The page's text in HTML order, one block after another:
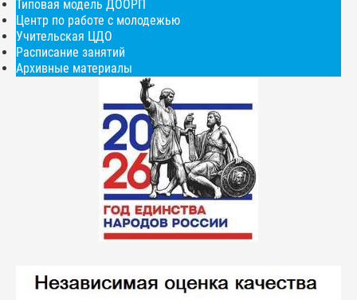
Типовая модель ДООРП
Центр по работе с молодежью
Учительская ЦДО
Расписание занятий
Архивные материалы